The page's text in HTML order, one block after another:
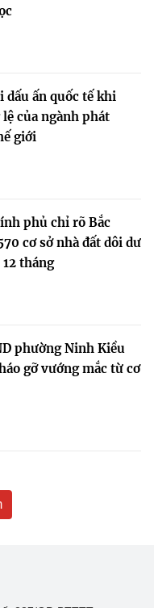
dấu ấn quốc tế khi
của ngành phát
giới
phủ chỉ rõ Bắc
cơ sở nhà đất dôi dư
tháng
phường Ninh Kiều
gỡ vướng mắc từ cơ